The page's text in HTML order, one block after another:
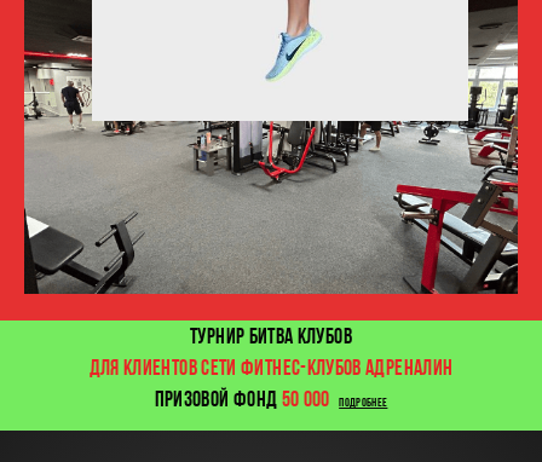
ТУРНИР БИТВА КЛУБОВ
ДЛЯ КЛИЕНТОВ СЕТИ ФИТНЕС-КЛУБОВ АДРЕНАЛИН
ПРИЗОВОЙ ФОНД 50 000 ПОДРОБНЕЕ